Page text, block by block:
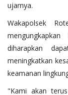
ujarnya.
Wakapolsek
diharapkan
meningkatkan
keamanan
"Kami akan